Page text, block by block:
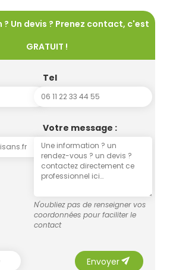
? Un devis ? Prenez contact, c'est
GRATUIT !
Tel
Votre message :
N'oubliez pas de renseigner vos
coordonnées pour faciliter le
contact
Envoyersend